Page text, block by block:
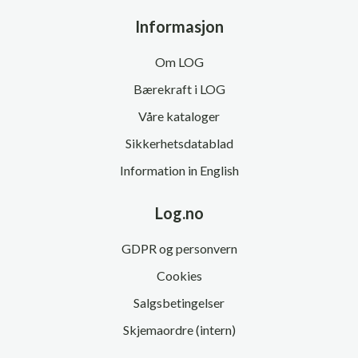
Informasjon
Om LOG
Bærekraft i LOG
Våre kataloger
Sikkerhetsdatablad
Information in English
Log.no
GDPR og personvern
Cookies
Salgsbetingelser
Skjemaordre (intern)